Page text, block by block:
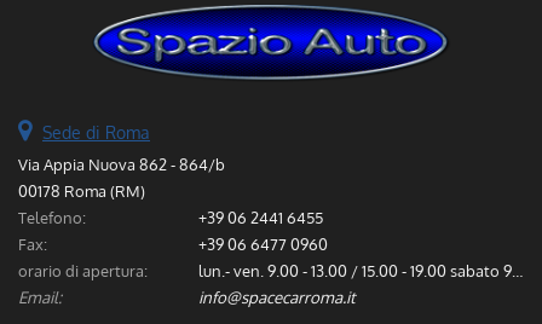
Sede di Roma
Via Appia Nuova 862 - 864/b
00178 Roma (RM)
Telefono:
+39 06 2441 6455
Fax:
+39 06 6477 0960
orario di apertura:
Email:
info@spacecarroma.it